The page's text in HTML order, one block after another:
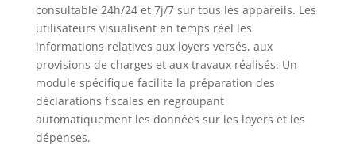
consultable 24h/24 et 7j/7 sur tous les appareils. Les
utilisateurs visualisent en temps réel les
informations relatives aux loyers versés, aux
provisions de charges et aux travaux réalisés. Un
module spécifique facilite la préparation des
déclarations fiscales en regroupant
automatiquement les données sur les loyers et les
dépenses.